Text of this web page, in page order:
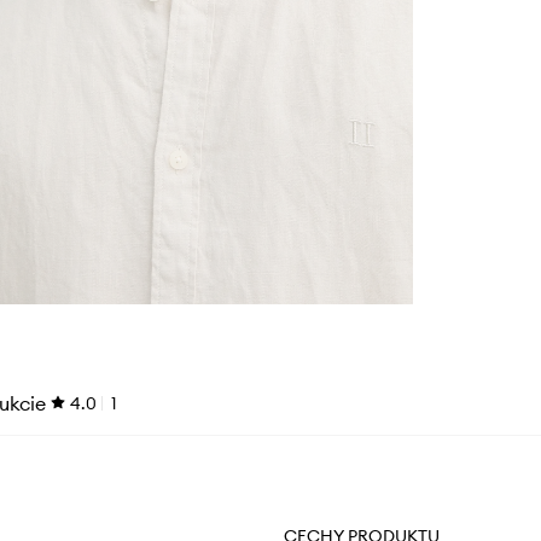
4.0 1
CECHY PRODUKTU